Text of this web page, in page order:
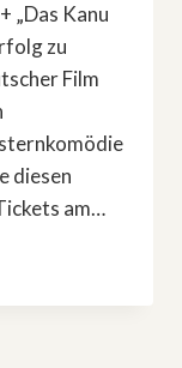
„Das Kanu
zu
Film
diesen
am…